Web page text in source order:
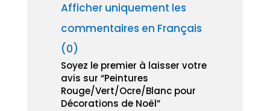
Afficher uniquement les
commentaires en Français
(0)
Soyez le premier à laisser votre
avis sur “Peintures
Rouge/Vert/Ocre/Blanc pour
Décorations de Noël”